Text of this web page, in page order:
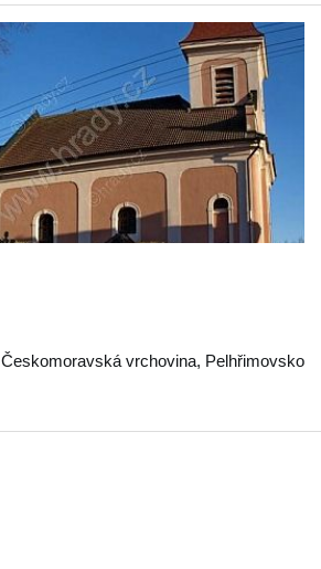
Českomoravská vrchovina, Pelhřimovsko